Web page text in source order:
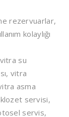
rezervuarlar,
kolaylığı
su
vitra
asma
servisi,
servis,